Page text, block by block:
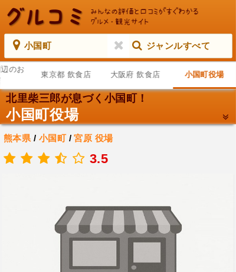
小国町 ジャンルすべて
のお
東京都 飲食店 大阪府 飲食店 小国町役場
北里柴三郎が息づく小国町！
小国町役場
熊本県 / 小国町/宮原 役場
3.5